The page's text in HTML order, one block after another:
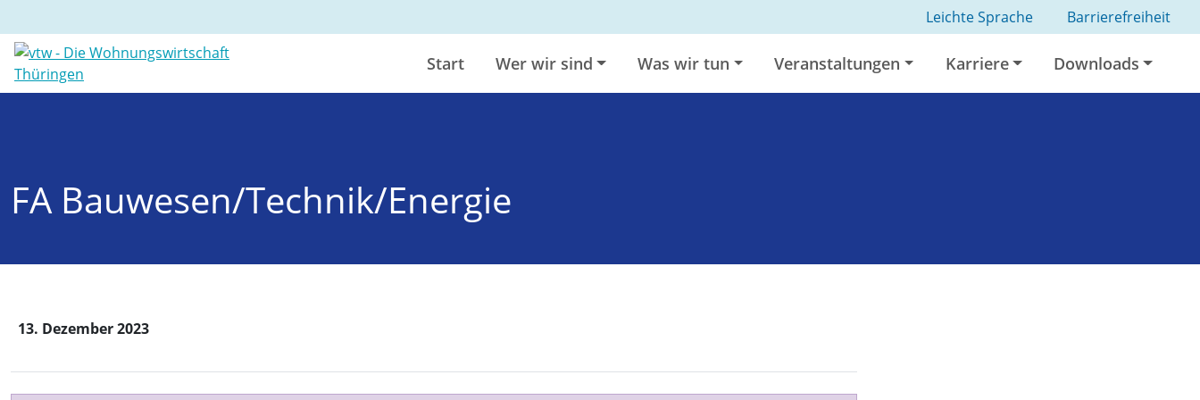
Leichte Sprache Barrierefreiheit
Start Wer wir sind Was wir tun Veranstaltungen Karriere Downloads
FA Bauwesen/Technik/Energie
13. Dezember 2023